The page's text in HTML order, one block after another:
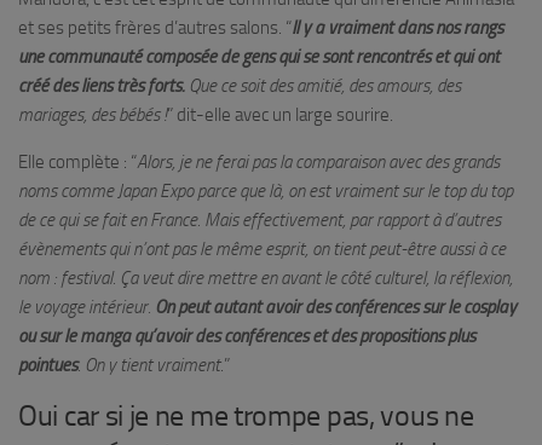
et ses petits frères d’autres salons. “Il y a vraiment dans nos rangs
une communauté composée de gens qui se sont rencontrés et qui ont
créé des liens très forts. Que ce soit des amitié, des amours, des
mariages, des bébés !” dit-elle avec un large sourire.
Elle complète : “Alors, je ne ferai pas la comparaison avec des grands
noms comme Japan Expo parce que là, on est vraiment sur le top du top
de ce qui se fait en France. Mais effectivement, par rapport à d’autres
évènements qui n’ont pas le même esprit, on tient peut-être aussi à ce
nom : festival. Ça veut dire mettre en avant le côté culturel, la réflexion,
le voyage intérieur. On peut autant avoir des conférences sur le cosplay
ou sur le manga qu’avoir des conférences et des propositions plus
pointues. On y tient vraiment.”
Oui car si je ne me trompe pas, vous ne